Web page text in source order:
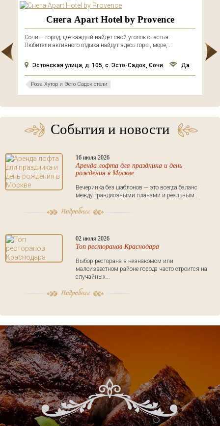
Снега Apart Hotel by Provence
Сочи – город, где каждый найдет свой уголок счастья.
Любители активного отдыха найдут здесь горы, море,...
Эстонская улица, д. 105, с. Эсто-Садок, Сочи Да
Роза Хутор и Эсто Садок отели
События и новости
16 июля 2026
Аренда лофта для праздника и день
рождения в Москве
Вечеринка без шаблонов — это всегда баланс
между грандиозными планами и реальным...
02 июля 2026
Топ ресторанов Краснодара
Выбор ресторана в незнакомом или
малоизвестном районе города часто строится на
случайных...